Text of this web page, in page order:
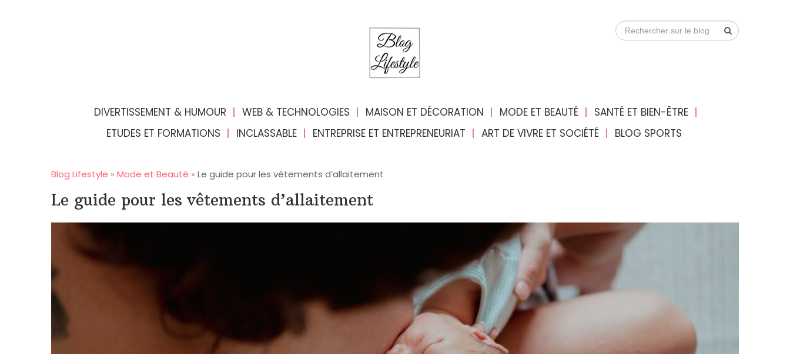
DIVERTISSEMENT & HUMOUR WEB & TECHNOLOGIES MAISON ET DÉCORATION MODE ET BEAUTÉ
SANTÉ ET BIEN-ÊTRE
ETUDES ET FORMATIONS
INCLASSABLE ENTREPRISE ET ENTREPRENEURIAT ART DE VIVRE ET SOCIÉTÉ BLOG SPORTS
Blog Lifestyle » Mode et Beauté » Le guide pour les vêtements d’allaitement
Le guide pour les vêtements d’allaitement